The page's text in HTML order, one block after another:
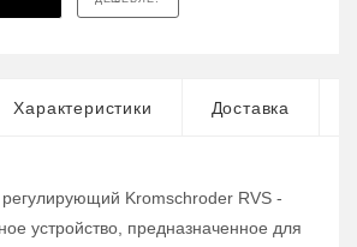
Характеристики Доставка
регулирующий Kromschroder RVS -
устройство, предназначенное для